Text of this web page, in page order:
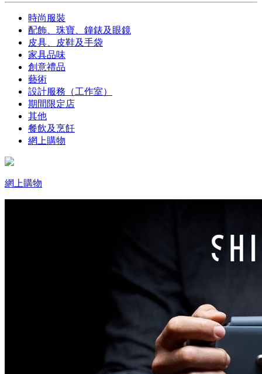
時尚服裝
配飾、珠寶、鐘錶及眼鏡
皮具、皮鞋及手袋
家具品味
創意禮品
藝術
設計服務（工作室）
期間限定店
其他
餐飲及烹飪
網上購物
網上購物